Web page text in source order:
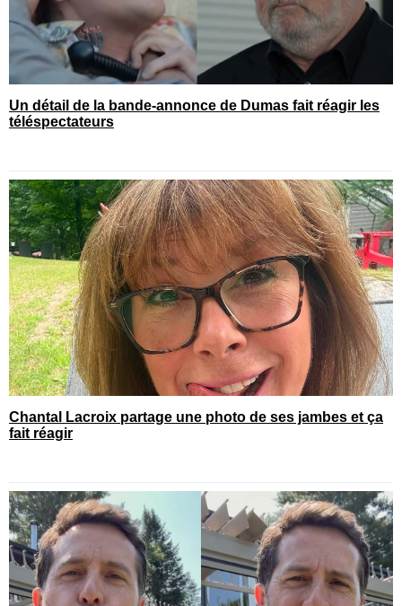
Un détail de la bande-annonce de Dumas fait réagir les
téléspectateurs
Chantal Lacroix partage une photo de ses jambes et ça
fait réagir